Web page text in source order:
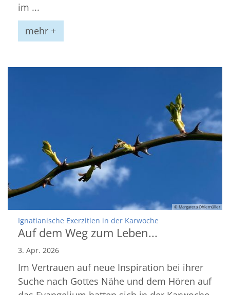
im ...
mehr +
© Margareta Ohlemüller
Ignatianische Exerzitien in der Karwoche
Auf dem Weg zum Leben...
3. Apr. 2026
Im Vertrauen auf neue Inspiration bei ihrer
Suche nach Gottes Nähe und dem Hören auf